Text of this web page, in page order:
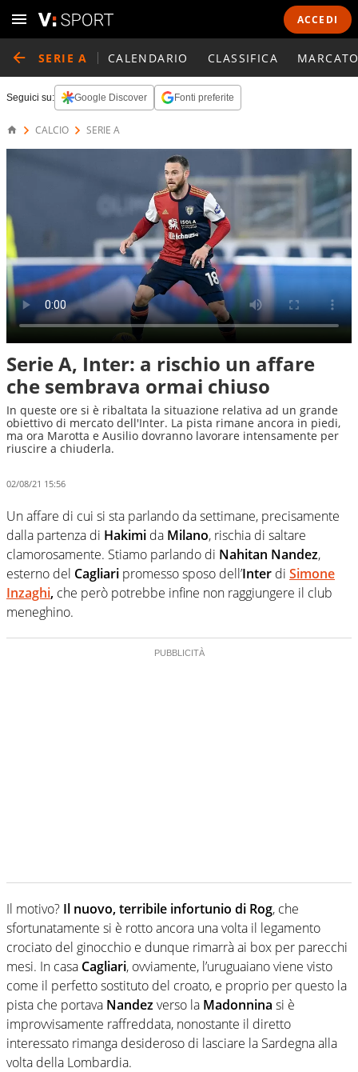
ACCEDI
SERIE A CALENDARIO CLASSIFICA
Seguici su: Google Discover Fonti preferite
CALCIO SERIE A
Serie A, Inter: a rischio un affare
che sembrava ormai chiuso
In queste ore si è ribaltata la situazione relativa ad un grande
obiettivo di mercato dell'Inter. La pista rimane ancora in piedi,
ma ora Marotta e Ausilio dovranno lavorare intensamente per
riuscire a chiuderla.
02/08/21 15:56
Un affare di cui si sta parlando da settimane, precisamente
dalla partenza di Hakimi da Milano, rischia di saltare
clamorosamente. Stiamo parlando di Nahitan Nandez,
esterno del Cagliari promesso sposo dell’Inter di Simone
Inzaghi, che però potrebbe infine non raggiungere il club
meneghino.
Il motivo? Il nuovo, terribile infortunio di Rog, che
sfortunatamente si è rotto ancora una volta il legamento
crociato del ginocchio e dunque rimarrà ai box per parecchi
mesi. In casa Cagliari, ovviamente, l’uruguaiano viene visto
come il perfetto sostituto del croato, e proprio per questo la
pista che portava Nandezverso la Madonnina si è
improvvisamente raffreddata, nonostante il diretto
interessato rimanga desideroso di lasciare la Sardegna alla
volta della Lombardia.